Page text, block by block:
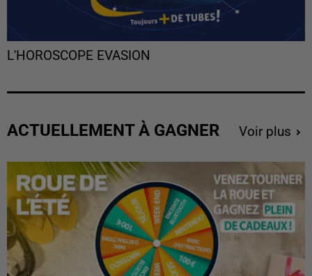
L'HOROSCOPE EVASION
ACTUELLEMENT À GAGNER Voir plus